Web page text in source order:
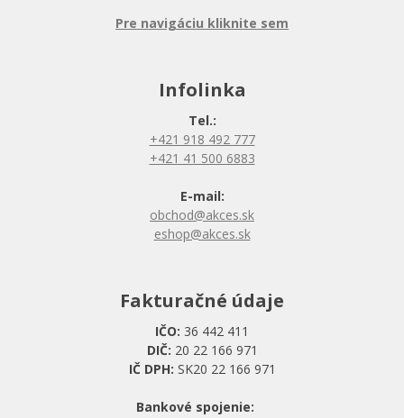
Pre navigáciu kliknite sem
Infolinka
Tel.:
+421 918 492 777
+421 41 500 6883
E-mail:
obchod@akces.sk
eshop@akces.sk
Fakturačné údaje
IČO: 36 442 411
DIČ: 20 22 166 971
IČ DPH: SK20 22 166 971
Bankové spojenie: